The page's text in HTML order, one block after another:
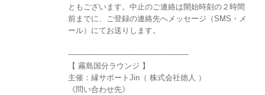
ともございます。中止のご連絡は開始時刻の２時間
前までに、ご登録の連絡先へメッセージ（SMS・メ
ール）にてお送りします。
---------------------------------------------------
【 霧島国分ラウンジ 】
主催：縁サポートJin（ 株式会社徳人 ）
《問い合わせ先》